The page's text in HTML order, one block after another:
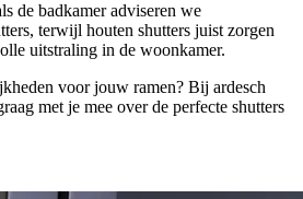
de badkamer adviseren we
terwijl houten shutters juist zorgen
uitstraling in de woonkamer.
voor jouw ramen? Bij ardesch
met je mee over de perfecte shutters